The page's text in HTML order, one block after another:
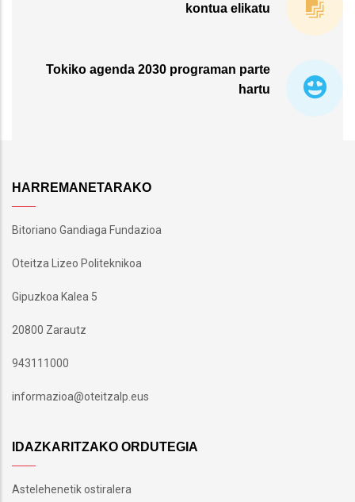
kontua elikatu
Tokiko agenda 2030 programan parte
hartu
HARREMANETARAKO
Bitoriano Gandiaga Fundazioa
Oteitza Lizeo Politeknikoa
Gipuzkoa Kalea 5
20800 Zarautz
943111000
informazioa@oteitzalp.eus
IDAZKARITZAKO ORDUTEGIA
Astelehenetik ostiralera